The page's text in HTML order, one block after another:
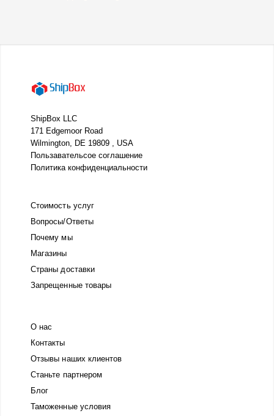
ShipBox LLC
171 Edgemoor Road
Wilmington, DE 19809 , USA
Пользавательсое соглашение
Политика конфиденциальности
Стоимость услуг
Вопросы/Ответы
Почему мы
Магазины
Страны доставки
Запрещенные товары
О нас
Контакты
Отзывы наших клиентов
Станьте партнером
Блог
Таможенные условия